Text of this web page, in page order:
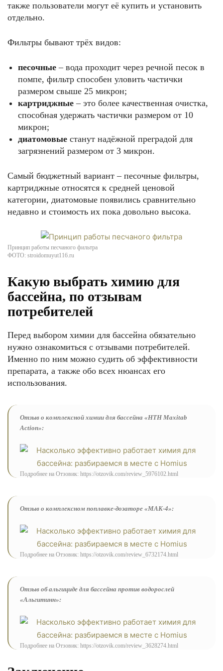
также пользователи могут её купить и установить
отдельно.
Фильтры бывают трёх видов:
песочные – вода проходит через речной песок в
помпе, фильтр способен уловить частички
размером свыше 25 микрон;
картриджные – это более качественная очистка,
способная удержать частички размером от 10
микрон;
диатомовые станут надёжной преградой для
загрязнений размером от 3 микрон.
Самый бюджетный вариант – песочные фильтры,
картриджные относятся к средней ценовой
категории, диатомовые появились сравнительно
недавно и стоимость их пока довольно высока.
Принцип работы песчаного фильтра
ФОТО: stroidomuyut116.ru
Какую выбрать химию для
бассейна, по отзывам
потребителей
Перед выбором химии для бассейна обязательно
нужно ознакомиться с отзывами потребителей.
Именно по ним можно судить об эффективности
препарата, а также обо всех нюансах его
использования.
Отзыв о комплексной химии для бассейна «HTH Maxitab
Action»:
Подробнее на Отзовик: https://otzovik.com/review_5976102.html
Отзыв о комплексном поплавке-дозаторе «MAK-4»:
Подробнее на Отзовик: https://otzovik.com/review_6732174.html
Отзыв об альгициде для бассейна против водорослей
«Альгитинн»:
Подробнее на Отзовик: https://otzovik.com/review_3628274.html